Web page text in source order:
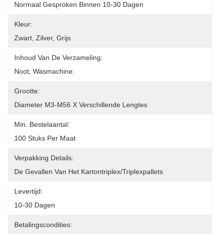
Normaal Gesproken Binnen 10-30 Dagen
Kleur:
Zwart, Zilver, Grijs
Inhoud Van De Verzameling:
Noot, Wasmachine.
Grootte:
Diameter M3-M56 X Verschillende Lengtes
Min. Bestelaantal:
100 Stuks Per Maat
Verpakking Details:
De Gevallen Van Het Kartontriplex/triplexpallets
Levertijd:
10-30 Dagen
Betalingscondities: